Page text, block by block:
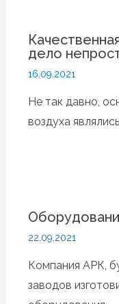
дело
16.09.2021
Не так давно,
воздуха
22.09.2021
Компания АРК,
заводов